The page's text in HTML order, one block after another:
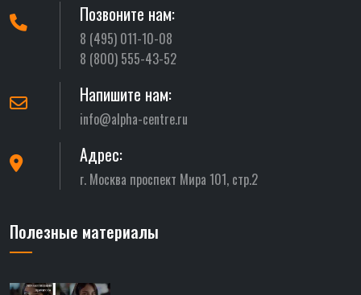
Позвоните нам:
8 (495) 011-10-08
8 (800) 555-43-52
Напишите нам:
info@alpha-centre.ru
Адрес:
г. Москва проспект Мира 101, стр.2
Полезные материалы